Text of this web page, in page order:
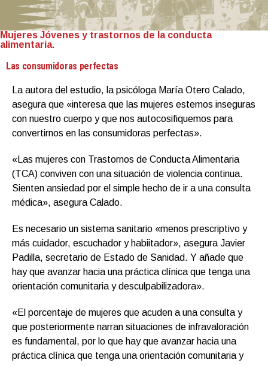
Mujeres Jóvenes y trastornos de la conducta
alimentaria.
Las consumidoras perfectas
La autora del estudio, la psicóloga María Otero Calado,
asegura que «interesa que las mujeres estemos inseguras
con nuestro cuerpo y que nos autocosifiquemos para
convertirnos en las consumidoras perfectas».
«Las mujeres con Trastornos de Conducta Alimentaria
(TCA) conviven con una situación de violencia continua.
Sienten ansiedad por el simple hecho de ir a una consulta
médica», asegura Calado.
Es necesario un sistema sanitario «menos prescriptivo y
más cuidador, escuchador y habiitador», asegura Javier
Padilla, secretario de Estado de Sanidad. Y añade que
hay que avanzar hacia una práctica clínica que tenga una
orientación comunitaria y desculpabilizadora».
«El porcentaje de mujeres que acuden a una consulta y
que posteriormente narran situaciones de infravaloración
es fundamental, por lo que hay que avanzar hacia una
práctica clínica que tenga una orientación comunitaria y